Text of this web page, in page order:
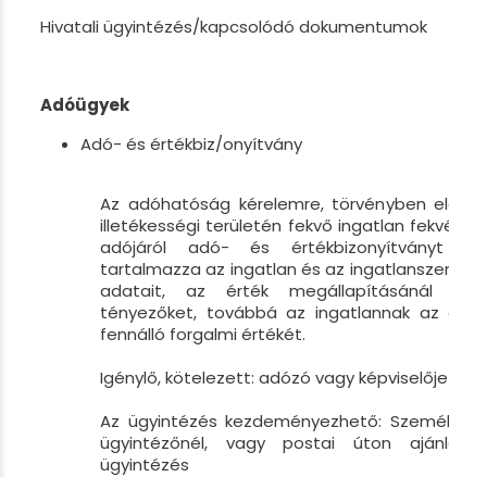
Hivatali ügyintézés/kapcsolódó dokumentumok
Adóügyek
Adó- és értékbiz/onyítvány
Az adóhatóság kérelemre, törvényben előírt
illetékességi területén fekvő ingatlan
adójáról adó- és értékbizonyítványt
tartalmazza az ingatlan és az ingatlanszerzők
adatait, az érték megállapításánál
tényezőket, továbbá az ingatlannak az
fennálló forgalmi értékét.
Igénylő, kötelezett: adózó vagy képviselője
Az ügyintézés kezdeményezhető:
ügyintézőnél, vagy postai úton ajánlott
ügyintézés